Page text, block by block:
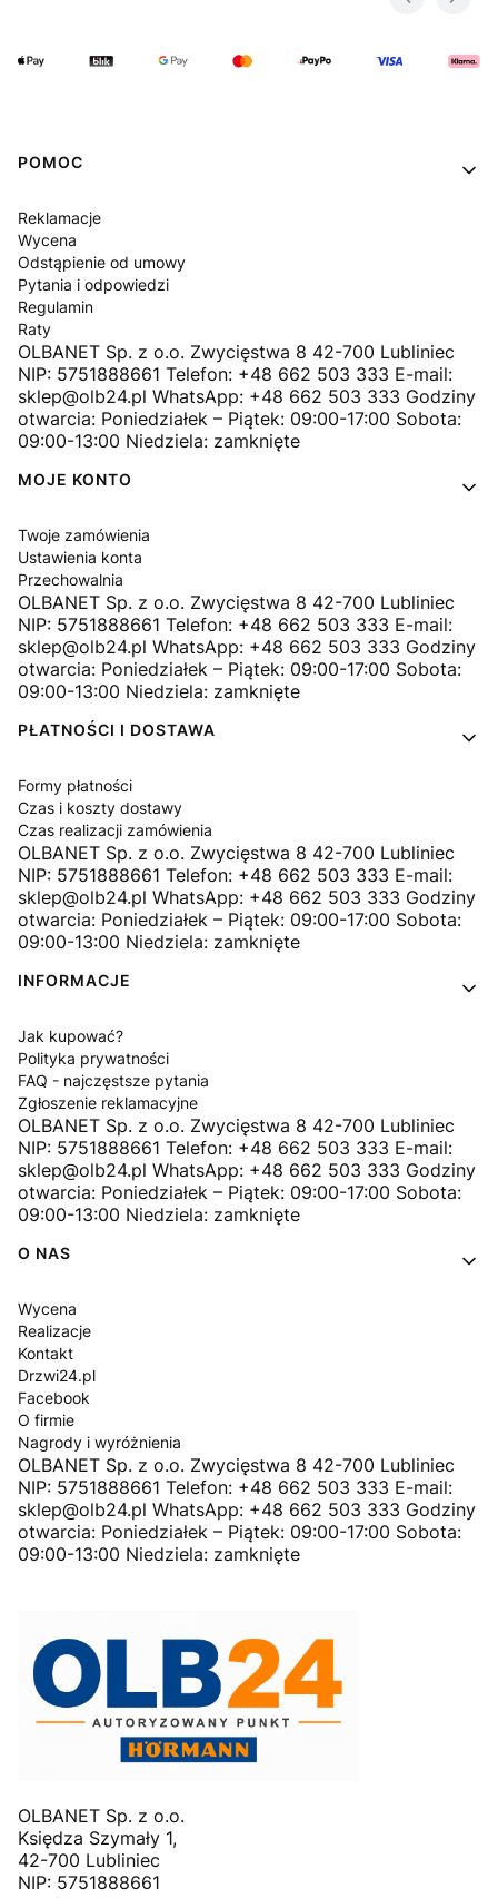
Linki w stopce
POMOC
Reklamacje
Wycena
Odstąpienie od umowy
Pytania i odpowiedzi
Regulamin
Raty
OLBANET Sp. z o.o. Zwycięstwa 8 42-700 Lubliniec
NIP: 5751888661 Telefon: +48 662 503 333 E-mail:
sklep@olb24.pl WhatsApp: +48 662 503 333 Godziny
otwarcia: Poniedziałek – Piątek: 09:00-17:00 Sobota:
09:00-13:00 Niedziela: zamknięte
MOJE KONTO
Twoje zamówienia
Ustawienia konta
Przechowalnia
OLBANET Sp. z o.o. Zwycięstwa 8 42-700 Lubliniec
NIP: 5751888661 Telefon: +48 662 503 333 E-mail:
sklep@olb24.pl WhatsApp: +48 662 503 333 Godziny
otwarcia: Poniedziałek – Piątek: 09:00-17:00 Sobota:
09:00-13:00 Niedziela: zamknięte
PŁATNOŚCI I DOSTAWA
Formy płatności
Czas i koszty dostawy
Czas realizacji zamówienia
OLBANET Sp. z o.o. Zwycięstwa 8 42-700 Lubliniec
NIP: 5751888661 Telefon: +48 662 503 333 E-mail:
sklep@olb24.pl WhatsApp: +48 662 503 333 Godziny
otwarcia: Poniedziałek – Piątek: 09:00-17:00 Sobota:
09:00-13:00 Niedziela: zamknięte
INFORMACJE
Jak kupować?
Polityka prywatności
FAQ - najczęstsze pytania
Zgłoszenie reklamacyjne
OLBANET Sp. z o.o. Zwycięstwa 8 42-700 Lubliniec
NIP: 5751888661 Telefon: +48 662 503 333 E-mail:
sklep@olb24.pl WhatsApp: +48 662 503 333 Godziny
otwarcia: Poniedziałek – Piątek: 09:00-17:00 Sobota:
09:00-13:00 Niedziela: zamknięte
O NAS
Wycena
Realizacje
Kontakt
Drzwi24.pl
Facebook
O firmie
Nagrody i wyróżnienia
OLBANET Sp. z o.o. Zwycięstwa 8 42-700 Lubliniec
NIP: 5751888661 Telefon: +48 662 503 333 E-mail:
sklep@olb24.pl WhatsApp: +48 662 503 333 Godziny
otwarcia: Poniedziałek – Piątek: 09:00-17:00 Sobota:
09:00-13:00 Niedziela: zamknięte
OLBANET Sp. z o.o.
Księdza Szymały 1,
42-700 Lubliniec
NIP: 5751888661